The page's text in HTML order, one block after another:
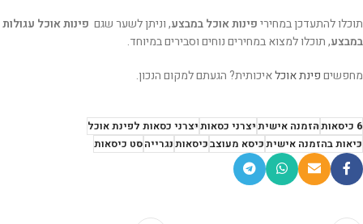
תוכלו להתעדכן במחיריפינות אוכל במבצע, וניתן לשער שגם פינות אוכל עגולות
במבצע, תוכלו למצוא במחירים נוחים וסבירים במיוחד.
מחפשיםפינת אוכלאיכותית? הגעתם למקום הנכון.
6 כיסאות הזמנה אישיתיצרני כסאותיצרני כסאות לפינת אוכל
כיאות בהזמנה אישיתכיסא מעוצבכיסאותנגרייהסט כיסאות